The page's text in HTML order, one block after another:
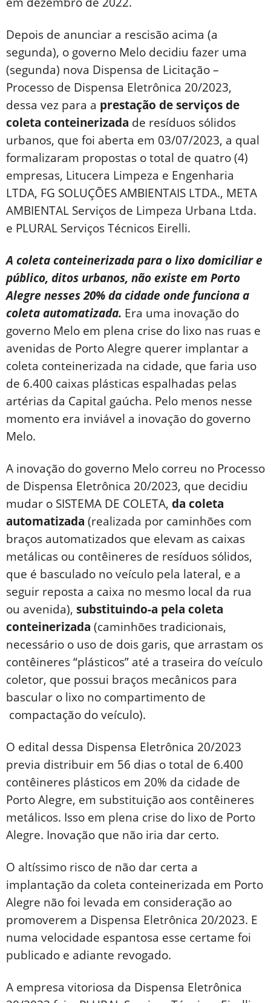
Depois de anunciar a rescisão acima (a
segunda), o governo Melo decidiu fazer uma
(segunda) nova Dispensa de Licitação –
Processo de Dispensa Eletrônica 20/2023,
dessa vez para a prestação de serviços de
coleta conteinerizada de resíduos sólidos
urbanos, que foi aberta em 03/07/2023, a qual
formalizaram propostas o total de quatro (4)
empresas, Litucera Limpeza e Engenharia
LTDA, FG SOLUÇÕES AMBIENTAIS LTDA., META
AMBIENTAL Serviços de Limpeza Urbana Ltda.
e PLURAL Serviços Técnicos Eirelli.
A coleta conteinerizada para o lixo domiciliar e
público, ditos urbanos, não existe em Porto
Alegre nesses 20% da cidade onde funciona a
coleta automatizada. Era uma inovação do
governo Melo em plena crise do lixo nas ruas e
avenidas de Porto Alegre querer implantar a
coleta conteinerizada na cidade, que faria uso
de 6.400 caixas plásticas espalhadas pelas
artérias da Capital gaúcha. Pelo menos nesse
momento era inviável a inovação do governo
Melo.
A inovação do governo Melo correu no Processo
de Dispensa Eletrônica 20/2023, que decidiu
mudar o SISTEMA DE COLETA, da coleta
automatizada (realizada por caminhões com
braços automatizados que elevam as caixas
metálicas ou contêineres de resíduos sólidos,
que é basculado no veículo pela lateral, e a
seguir reposta a caixa no mesmo local da rua
ou avenida), substituindo-a pela coleta
conteinerizada (caminhões tradicionais,
necessário o uso de dois garis, que arrastam os
contêineres “plásticos” até a traseira do veículo
coletor, que possui braços mecânicos para
bascular o lixo no compartimento de
compactação do veículo).
O edital dessa Dispensa Eletrônica 20/2023
previa distribuir em 56 dias o total de 6.400
contêineres plásticos em 20% da cidade de
Porto Alegre, em substituição aos contêineres
metálicos. Isso em plena crise do lixo de Porto
Alegre. Inovação que não iria dar certo.
O altíssimo risco de não dar certa a
implantação da coleta conteinerizada em Porto
Alegre não foi levada em consideração ao
promoverem a Dispensa Eletrônica 20/2023. E
numa velocidade espantosa esse certame foi
publicado e adiante revogado.
A empresa vitoriosa da Dispensa Eletrônica